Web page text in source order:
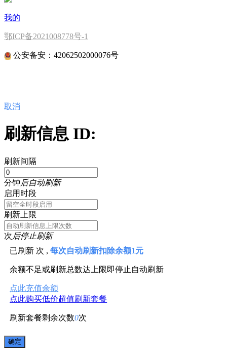
我的
鄂ICP备2021008778号-1
公安备安：42062502000076号
取消
刷新信息 ID:
刷新间隔
分钟后自动刷新
启用时段
刷新上限
次后停止刷新
已刷新 次 ,每次自动刷新扣除余额1元
余额不足或刷新总数达上限即停止自动刷新
点此充值余额
点此购买低价超值刷新套餐
刷新套餐剩余次数0次